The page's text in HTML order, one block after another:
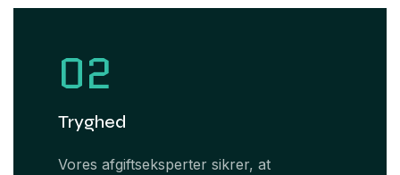
02
Tryghed
Vores afgiftseksperter sikrer, at